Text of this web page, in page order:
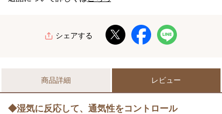
シェアする
商品詳細 レビュー
◆湿気に反応して、通気性をコントロール